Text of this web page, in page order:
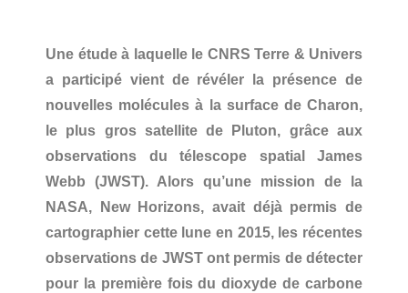
Une étude à laquelle le CNRS Terre & Univers
a participé vient de révéler la présence de
nouvelles molécules à la surface de Charon,
le plus gros satellite de Pluton, grâce aux
observations du télescope spatial James
Webb (JWST). Alors qu’une mission de la
NASA, New Horizons, avait déjà permis de
cartographier cette lune en 2015, les récentes
observations de JWST ont permis de détecter
pour la première fois du dioxyde de carbone